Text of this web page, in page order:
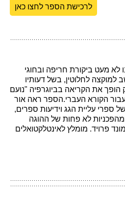
לרכישת הספר לחצו כאן
מעט ביקורת חריפה ובחוגי
למוקצה לחלוטין, בשל דעותיו
את הקריאה בביוגרפיה "נועם
הקורא העברי.הספר ראה אור
עליית הגג וידיעות ספרים,
לא פחות של ההוגה
פרויד. מומלץ לאינטלקטואלים